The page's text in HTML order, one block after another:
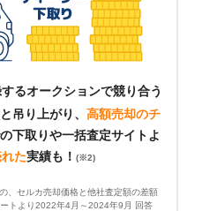
るオークションで競り合う
吊り上がり、 高額売却のチ
下取りや一括査定サイトよ
た実績も！ (※2)
、セルカ売却価格と他社査定額の差額
トより2022年4月～2024年9月 回答